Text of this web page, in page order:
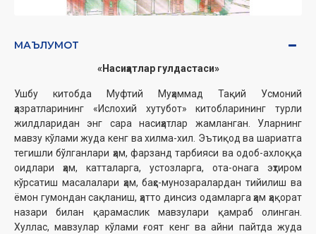
МАЪЛУМОТ
«Насиҳатлар гулдастаси»
Ушбу китобда Муфтий Муҳаммад Тақий Усмоний
ҳазратларининг «Ислохий хутубот» китобларининг турли
жилдларидан энг сара насиҳатлар жамланган. Уларнинг
мавзу кўлами жуда кенг ва хилма-хил. Эътиқод ва шариатга
тегишли бўлганлари ҳам, фарзанд тарбияси ва одоб-ахлоққа
оидлари ҳам, катталарга, устозларга, ота-онага эҳтиром
кўрсатиш масалалари ҳам, баҳс-мунозаралардан тийилиш ва
ёмон гумондан сақланиш, ҳатто динсиз одамларга ҳам ҳақорат
назари билан қарамаслик мавзулари қамраб олинган.
Хуллас, мавзулар кўлами ғоят кенг ва айни пайтда жуда